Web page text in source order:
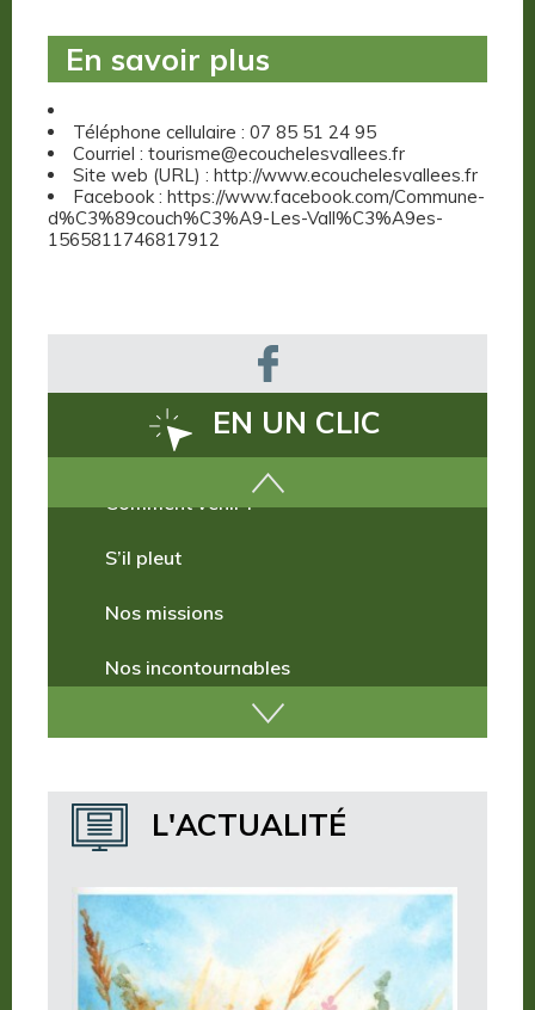
En savoir plus
Téléphone cellulaire : 07 85 51 24 95
Courriel : tourisme@ecouchelesvallees.fr
Site web (URL) : http://www.ecouchelesvallees.fr
Facebook : https://www.facebook.com/Commune-
d%C3%89couch%C3%A9-Les-Vall%C3%A9es-
1565811746817912
EN UN CLIC
Nos incontournables
Où dormir ?
L'ACTUALITÉ